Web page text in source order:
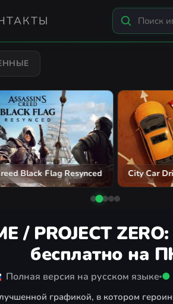
Black Flag Resynced City Car
/ PROJECT
бесплатно на
Полная версия на русском языке ●
графикой, в котором